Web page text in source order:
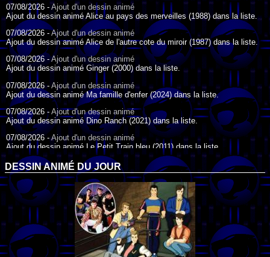
07/08/2026 - Ajout d'un dessin animé
Ajout du dessin animé Alice au pays des merveilles (1988) dans la liste.
07/08/2026 -Ajout d'un dessin animé
Ajout du dessin animé Alice de l'autre cote du miroir (1987) dans la liste.
07/08/2026 -Ajout d'un dessin animé
Ajout du dessin animé Ginger (2000) dans la liste.
07/08/2026 -Ajout d'un dessin animé
Ajout du dessin animé Ma famille d'enfer (2024) dans la liste.
07/08/2026 - Ajout d'un dessin animé
Ajout du dessin animé Dino Ranch (2021) dans la liste.
07/08/2026 -Ajout d'un dessin animé
Ajout du dessin animé Le Petit Train bleu (2011) dans la liste.
07/08/2026 -Ajout d'un dessin animé
Ajout du dessin animé Agent Spécial Oso (2009) dans la liste.
17/07/2026 - Ajout d'un dessin animé
Ajout du dessin animé Peter Pan (1988) dans la liste.
17/07/2026 -
Ajout d'un dessin animé
Ajout du dessin animé Le Bossu de Notre-Dame (1996) dans la liste.
DESSIN ANIMÉ DU JOUR